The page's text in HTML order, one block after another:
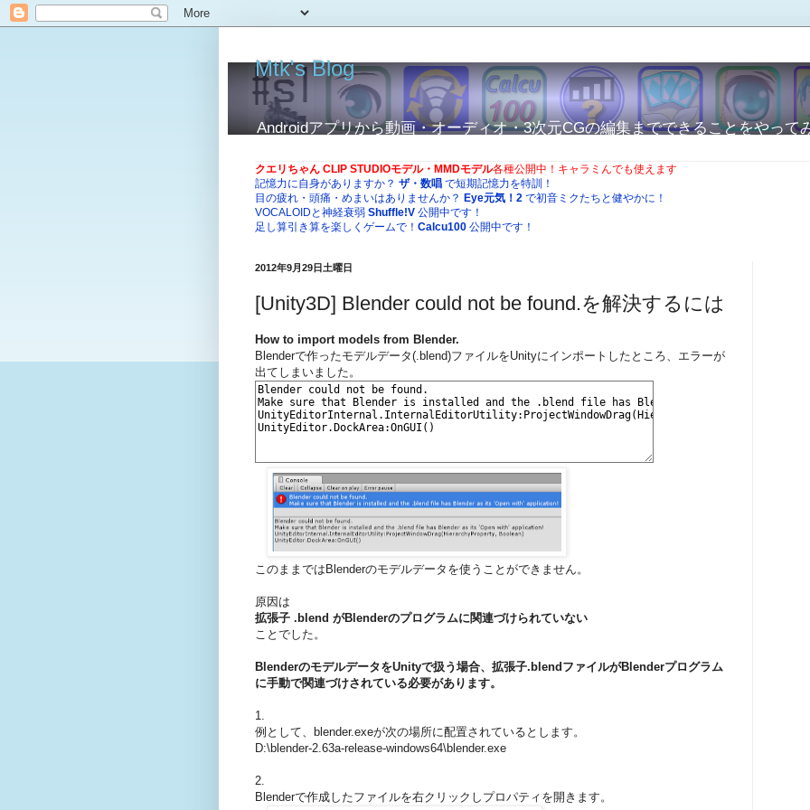
Mtk's Blog
Androidアプリから動画・オーディオ・3次元CGの編集までできることをやって
クエリちゃん CLIP STUDIOモデル・MMDモデル各種公開中！キャラミんでも使えます
記憶力に自身がありますか？ ザ・数唱 で短期記憶力を特訓！
目の疲れ・頭痛・めまいはありませんか？ Eye元気！2 で初音ミクたちと健やかに！
VOCALOIDと神経衰弱 Shuffle!V 公開中です！
足し算引き算を楽しくゲームで！ Calcu100 公開中です！
2012年9月29日土曜日
[Unity3D] Blender could not be found.を解決するには
How to import models from Blender.
Blenderで作ったモデルデータ(.blend)ファイルをUnityにインポートしたところ、エラーが
出てしまいました。
このままではBlenderのモデルデータを使うことができません。
原因は
拡張子 .blend がBlenderのプログラムに関連づけられていない
ことでした。
BlenderのモデルデータをUnityで扱う場合、拡張子.blendファイルがBlenderプログラム
に手動で関連づけされている必要があります。
1.
例として、blender.exeが次の場所に配置されているとします。
D:\blender-2.63a-release-windows64\blender.exe
2.
Blenderで作成したファイルを右クリックしプロパティを開きます。